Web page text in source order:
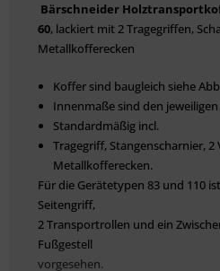
Bärschneider
60, lackiert mit 2 Tragegriffen,
Metallkofferecken
Koffer sind baugleich siehe
Innenmaße sind den
Standardmäßig incl.
Tragegriff, Stangenscharnier, 2
Metallkofferecken.
Für die Gerätetypen 83 und 110
Seitengriff,
2 Transportrollen und ein
Fußgestell
vorgesehen.